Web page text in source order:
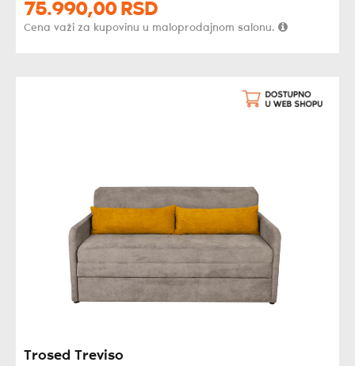
75.990,00 RSD
Cena važi za kupovinu u maloprodajnom salonu.
Trosed Treviso